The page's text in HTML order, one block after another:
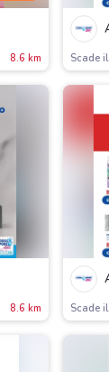
8.6 km Scade
8.6 km Scade